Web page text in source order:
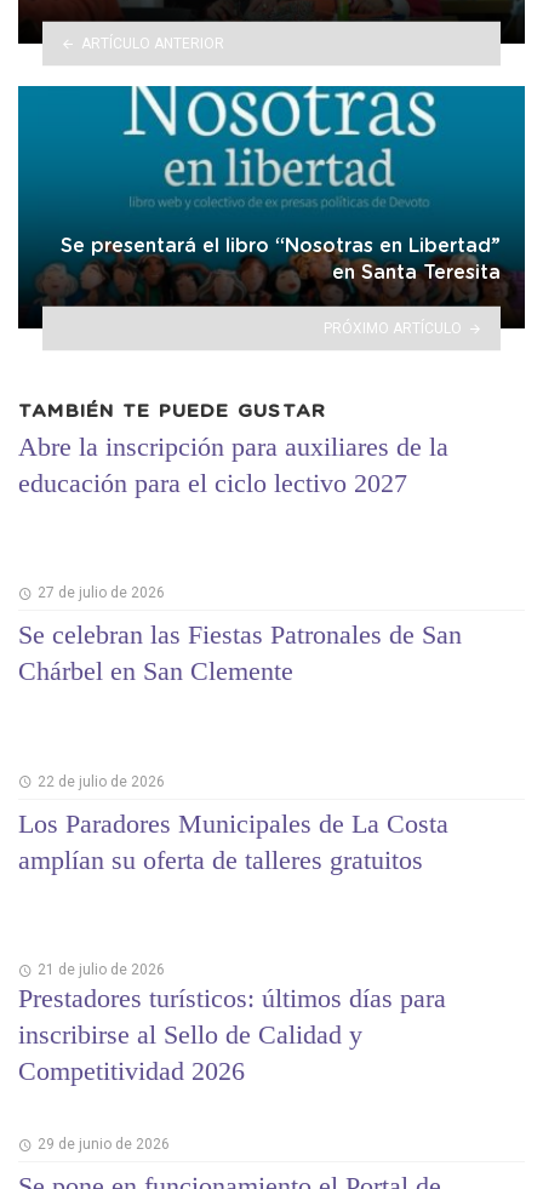
ARTÍCULO ANTERIOR
Se presentará el libro “Nosotras en Libertad”
en Santa Teresita
PRÓXIMO ARTÍCULO
TAMBIÉN TE PUEDE GUSTAR
Abre la inscripción para auxiliares de la
educación para el ciclo lectivo 2027
27 de julio de 2026
Se celebran las Fiestas Patronales de San
Chárbel en San Clemente
22 de julio de 2026
Los Paradores Municipales de La Costa
amplían su oferta de talleres gratuitos
21 de julio de 2026
Prestadores turísticos: últimos días para
inscribirse al Sello de Calidad y
Competitividad 2026
29 de junio de 2026